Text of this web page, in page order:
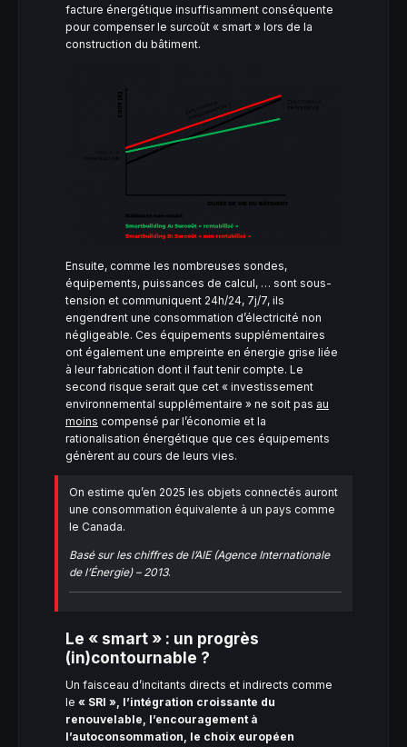
facture énergétique insuffisamment conséquente
pour compenser le surcoût « smart » lors de la
construction du bâtiment.
Ensuite, comme les nombreuses sondes,
équipements, puissances de calcul, … sont sous-
tension et communiquent 24h/24, 7j/7, ils
engendrent une consommation d’électricité non
négligeable. Ces équipements supplémentaires
ont également une empreinte en énergie grise liée
à leur fabrication dont il faut tenir compte. Le
second risque serait que cet « investissement
environnemental supplémentaire » ne soit pas au
moins compensé par l’économie et la
rationalisation énergétique que ces équipements
génèrent au cours de leurs vies.
On estime qu’en 2025 les objets connectés auront
une consommation équivalente à un pays comme
le Canada.
Basé sur les chiffres de l’AIE (Agence Internationale
de l’Énergie) – 2013.
Le « smart » : un progrès
(in)contournable ?
Un faisceau d’incitants directs et indirects comme
le « SRI », l’intégration croissante du
renouvelable, l’encouragement à
l’autoconsommation, le choix européen